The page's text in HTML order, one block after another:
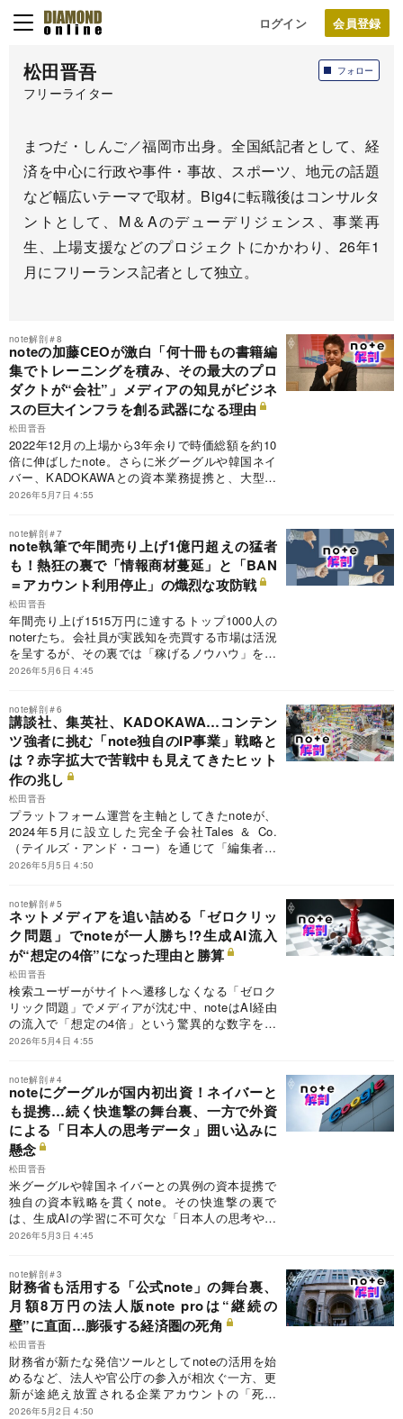
ログイン
フォロー
松田晋吾
フリーライター
まつだ・しんご／福岡市出身。全国紙記者として、経
済を中心に行政や事件・事故、スポーツ、地元の話題
など幅広いテーマで取材。Big4に転職後はコンサルタ
ントとして、M＆Aのデューデリジェンス、事業再
生、上場支援などのプロジェクトにかかわり、26年1
月にフリーランス記者として独立。
note解剖＃8
noteの加藤CEOが激白「何十冊もの書籍編
集でトレーニングを積み、その最大のプロ
ダクトが“会社”」メディアの知見がビジネ
スの巨大インフラを創る武器になる理由
松田晋吾
2022年12月の上場から3年余りで時価総額を約10
倍に伸ばしたnote。さらに米グーグルや韓国ネイ
バー、KADOKAWAとの資本業務提携と、大型ア
ライアンスが相次ぐ。生成AIの台頭がメディア産
リエイターへの対価還元の仕組み作りにも奔走す
る。「ネット上の本拠地」というコンセプトを掲
げ、個人から大企業、官公庁まであらゆる発信者
の基盤を目指す同社の加藤貞顕代表取締役CEO
に、編集者の知見が切り拓くメディアの生存戦略
を聞いた。
2026年5月7日 4:55
note解剖＃7
note執筆で年間売り上げ1億円超えの猛者
も！熱狂の裏で「情報商材蔓延」と「BAN
＝アカウント利用停止」の熾烈な攻防戦
松田晋吾
年間売り上げ1515万円に達するトップ1000人の
noterたち。会社員が実践知を売買する市場は活況
を呈するが、その裏では「稼げるノウハウ」をう
たい欲をあおる不透明なコンテンツがまん延して
営側と「情報商材屋」のいたちごっこが続く中、
情報の質を担保できなければプラットフォームの
信頼は砂上の楼閣と化す。
2026年5月6日 4:45
note解剖＃6
講談社、集英社、KADOKAWA…コンテン
ツ強者に挑む「note独自のIP事業」戦略と
は？赤字拡大で苦戦中も見えてきたヒット
作の兆し
松田晋吾
プラットフォーム運営を主軸としてきたnoteが、
2024年5月に設立した完全子会社Tales ＆ Co.
（テイルズ・アンド・コー）を通じて「編集者機
能」を持ち、クリエイターの発掘からメディア展
た。それは出版社など既存メディアの競合となり
得ることを意味する。コンテンツ強者がひしめく
中で、後発となるビジネスでいかに勝ち筋を見い
だすのか。その真価が問われている。
2026年5月5日 4:50
note解剖＃5
ネットメディアを追い詰める「ゼロクリッ
ク問題」でnoteが一人勝ち!?生成AI流入
が“想定の4倍”になった理由と勝算
松田晋吾
検索ユーザーがサイトへ遷移しなくなる「ゼロク
リック問題」でメディアが沈む中、noteはAI経由
の流入で「想定の4倍」という驚異的な数字をた
たき出した。加藤貞顕CEO（最高経営責任者）が
AI戦略が結実した格好だが、アルゴリズムという
ブラックボックスに依存する構造は、常に「はし
ごを外される」リスクと隣り合わせだ。業界を主
導する対価還元プロジェクトの勝算を問う。
2026年5月4日 4:55
note解剖＃4
noteにグーグルが国内初出資！ネイバーと
も提携…続く快進撃の舞台裏、一方で外資
による「日本人の思考データ」囲い込みに
懸念
松田晋吾
米グーグルや韓国ネイバーとの異例の資本提携で
独自の資本戦略を貫くnote。その快進撃の裏で
は、生成AIの学習に不可欠な「日本人の思考や経
験」という膨大なデータが外資ビッグテックに相
く、日本の知財利権を空洞化させかねない「デー
タ争奪戦」のリスクも浮かび上がる。
2026年5月3日 4:45
note解剖＃3
財務省も活用する「公式note」の舞台裏、
月額8万円の法人版note proは“継続の
壁”に直面…膨張する経済圏の死角
松田晋吾
財務省が新たな発信ツールとしてnoteの活用を始
めるなど、法人や官公庁の参入が相次ぐ一方、更
新が途絶え放置される企業アカウントの「死屍
累々」とした現状も浮かび上がっており、月額8
2026年5月2日 4:50